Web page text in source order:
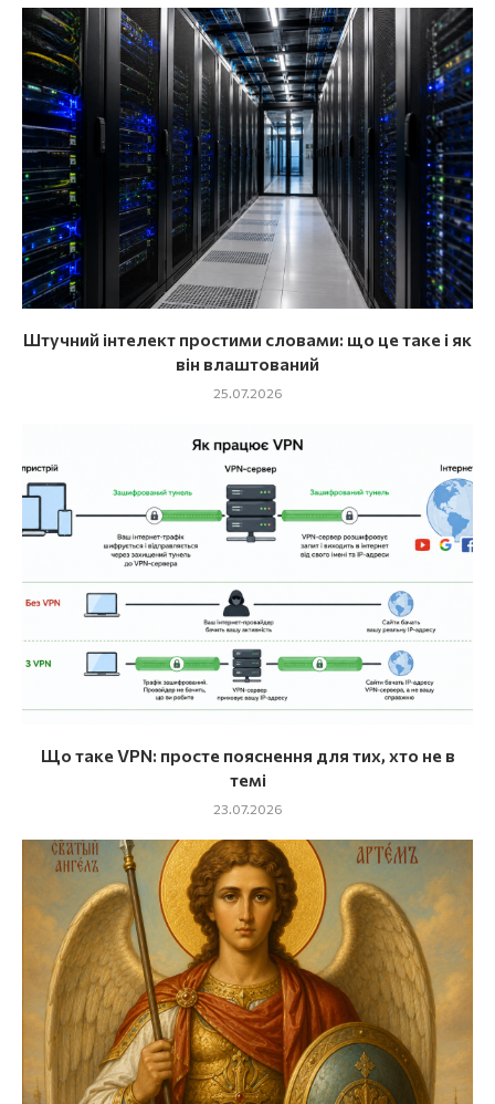
Штучний інтелект простими словами: що це таке і як
він влаштований
25.07.2026
Що таке VPN: просте пояснення для тих, хто не в
темі
23.07.2026